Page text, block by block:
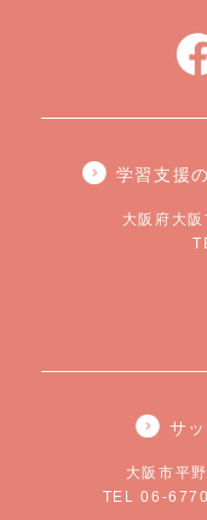
学習支援
大阪府大
サ
大阪市平
TEL 06-